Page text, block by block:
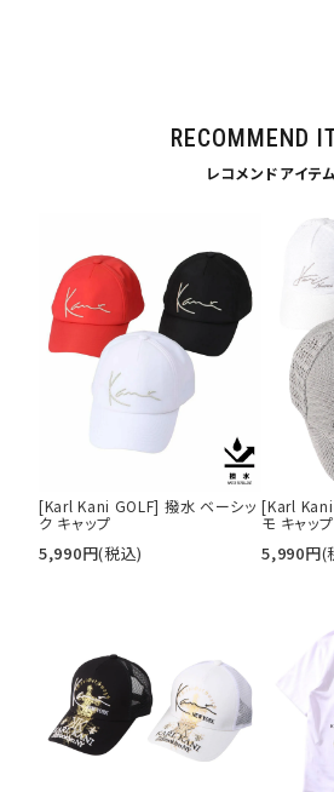
価格から探す
カテゴリ
S
M
XL
XXL
29inc
30inc
34inc
36inc
RECOMMEND
レコメンドアイテ
[Karl Kani GOLF] 撥水 ベーシッ
ク キャップ
5,990円(税込)
[Karl Kani
モ キャップ
5,990円(